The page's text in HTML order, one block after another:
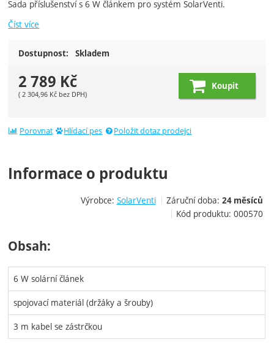
Sada příslušenství s 6 W článkem pro systém SolarVenti.
Číst více
Dostupnost: Skladem
2 789 Kč
( 2 304,96 Kč bez DPH)
Koupit
Porovnat Hlídací pes Položit dotaz prodejci
Informace o produktu
Výrobce: SolarVenti Záruční doba: 24 měsíců
Kód produktu: 000570
Obsah:
6 W solární článek
spojovací materiál (držáky a šrouby)
3 m kabel se zástrčkou